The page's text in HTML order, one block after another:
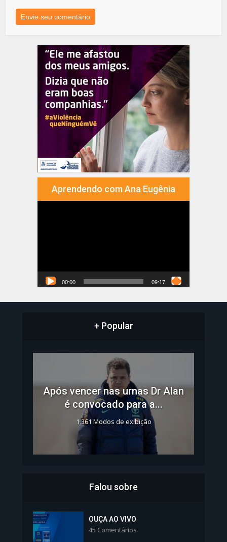
Aprendendo com Ana Eugênia
00:00 09:17
+ Popular
Após vencer nas urnas Dr Alan
é convocado para a...
1.361 Modos de exibição
Colégios da Polícia...
Falou sobre
OUÇA AO VIVO
45 Comentários